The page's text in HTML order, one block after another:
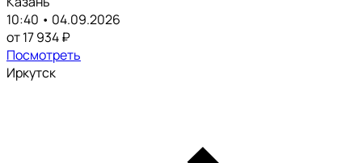
10:40 • 04.09.2026
от 17 934 ₽
Посмотреть
Иркутск